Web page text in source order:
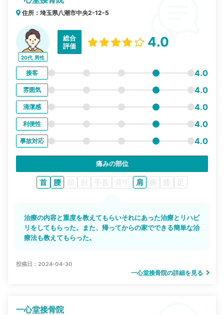
住所：埼玉県八潮市中央2-12-5
20代 男性
総合
評価
4.0
接客 4.0
雰囲気 4.0
清潔感 4.0
利便性 4.0
事故対応 4.0
痛みの部位
首 腰 頭 肘 手首 背中 肩 腕 膝 足
治療の内容と重度を教えてもらいそれにあった治療とリハビ
リをしてもらった。また、帰ってからの家でできる簡単な治
療法も教えてもらった。
投稿日：2024-04-30
一心堂接骨院の詳細を見る
一心堂接骨院